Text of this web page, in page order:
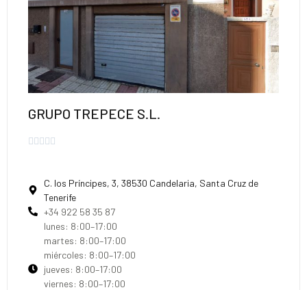
GRUPO TREPECE S.L.

C. los Príncipes, 3, 38530 Candelaria, Santa Cruz de
Tenerife
+34 922 58 35 87
lunes: 8:00–17:00
martes: 8:00–17:00
miércoles: 8:00–17:00
jueves: 8:00–17:00
viernes: 8:00–17:00